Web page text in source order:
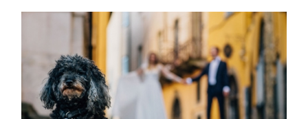
ZAMIEŚĆ KOMENTARZ